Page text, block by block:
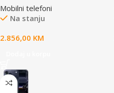
Mobilni telefoni
Na stanju
2.856,00 KM